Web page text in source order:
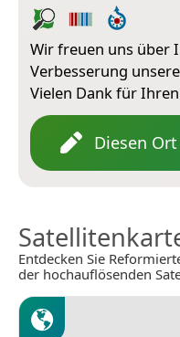
Wir freuen uns über
Verbesserung
Vielen Dank für
Diesen
Entdecken Sie
der hochauflösenden